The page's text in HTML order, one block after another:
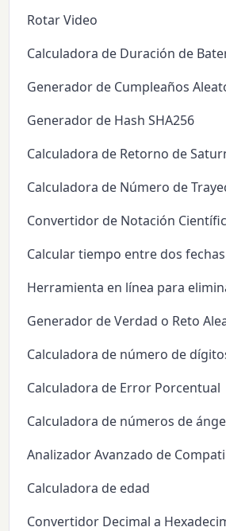
Rotar Video
Calculadora de Duración de
Generador de Cumpleaños
Generador de Hash SHA256
Calculadora de Retorno de
Calculadora de Número de
Convertidor de Notación
Calcular tiempo entre dos fechas
Herramienta en línea para
Generador de Verdad o Reto
Calculadora de número de
Calculadora de Error Porcentual
Calculadora de números de
Analizador Avanzado de
Calculadora de edad
Convertidor Decimal a